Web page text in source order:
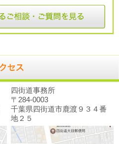
四街道事務所
〒284-0003
千葉県四街道市鹿渡９３４番
地２５